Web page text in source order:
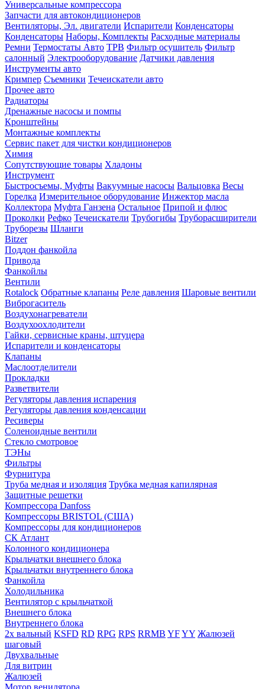
Универсальные компрессора
Запчасти для автокондиционеров
Вентиляторы, Эл. двигатели Испарители Конденсаторы
Конденсаторы Наборы, Комплекты Расходные материалы
Ремни Термостаты Авто ТРВ Фильтр осушитель Фильтр
салонный Электрооборудование Датчики давления
Инструменты авто
Кримпер Съемники Течеискатели авто
Прочее авто
Радиаторы
Дренажные насосы и помпы
Кронштейны
Монтажные комплекты
Сервис пакет для чистки кондиционеров
Химия
Сопутствующие товары Хладоны
Инструмент
Быстросъемы, Муфты Вакуумные насосы Вальцовка Весы
Горелка Измерительное оборудование Инжектор масла
Коллектора Муфта Ганзена Остальное Припой и флюс
Проколки Рефко Течеискатели Трубогибы Труборасширители
Труборезы Шланги
Bitzer
Поддон фанкойла
Привода
Фанкойлы
Вентили
Rotalock Обратные клапаны Реле давления Шаровые вентили
Виброгаситель
Воздухонагреватели
Воздухоохлодители
Гайки, сервисные краны, штуцера
Испарители и конденсаторы
Клапаны
Маслоотделители
Прокладки
Разветвители
Регуляторы давления испарения
Регуляторы давления конденсации
Ресиверы
Соленоидные вентили
Стекло смотровое
ТЭНы
Фильтры
Фурнитура
Труба медная и изоляция Трубка медная капилярная
Защитные решетки
Компрессора Danfoss
Компрессоры BRISTOL (США)
Компрессоры для кондиционеров
СК Атлант
Колонного кондиционера
Крыльчатки внешнего блока
Крыльчатки внутреннего блока
Фанкойла
Холодильника
Вентилятор с крыльчаткой
Внешнего блока
Внутреннего блока
2х вальный KSFD RD RPG RPS RRMB YFYY Жалюзей
шаговый
Двухвальные
Для витрин
Жалюзей
Мотор венилятора